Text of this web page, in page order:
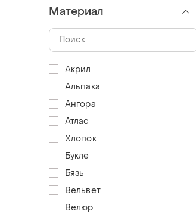
Материал
Акрил
Альпака
Ангора
Атлас
Хлопок
Букле
Бязь
Вельвет
Велюр